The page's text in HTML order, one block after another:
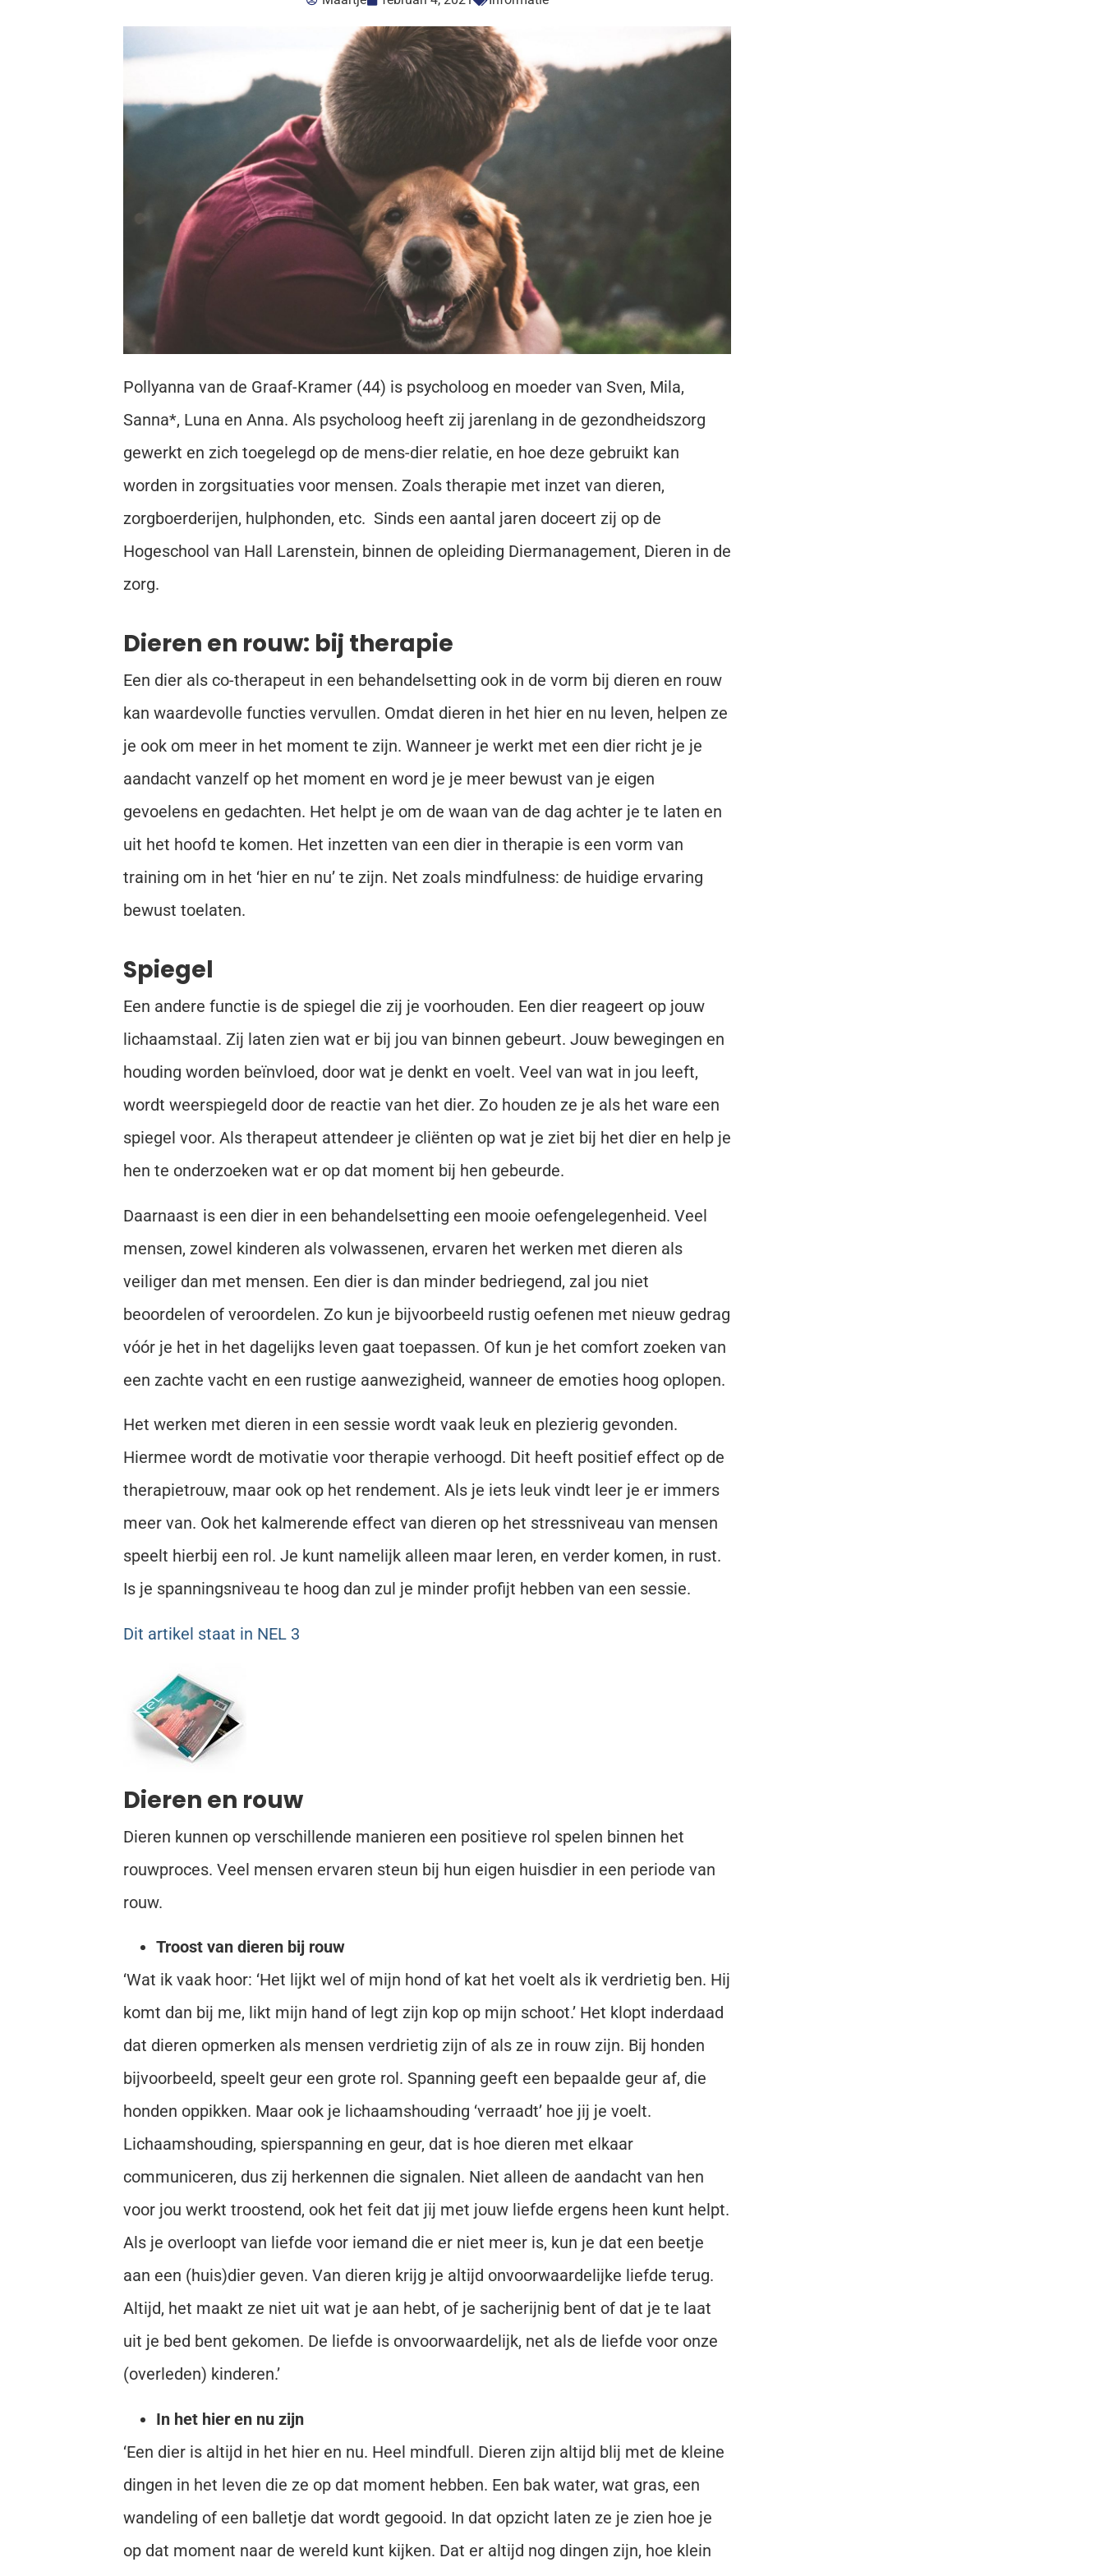
Pollyanna van de Graaf-Kramer (44) is psycholoog en moeder van Sven, Mila,
Sanna*, Luna en Anna. Als psycholoog heeft zij jarenlang in de gezondheidszorg
gewerkt en zich toegelegd op de mens-dier relatie, en hoe deze gebruikt kan
worden in zorgsituaties voor mensen. Zoals therapie met inzet van dieren,
zorgboerderijen, hulphonden, etc. Sinds een aantal jaren doceert zij op de
Hogeschool van Hall Larenstein, binnen de opleiding Diermanagement, Dieren in de
zorg.
Dieren en rouw: bij therapie
Een dier als co-therapeut in een behandelsetting ook in de vorm bij dieren en rouw
kan waardevolle functies vervullen. Omdat dieren in het hier en nu leven, helpen ze
je ook om meer in het moment te zijn. Wanneer je werkt met een dier richt je je
aandacht vanzelf op het moment en word je je meer bewust van je eigen
gevoelens en gedachten. Het helpt je om de waan van de dag achter je te laten en
uit het hoofd te komen. Het inzetten van een dier in therapie is een vorm van
training om in het ‘hier en nu’ te zijn. Net zoals mindfulness: de huidige ervaring
bewust toelaten.
Spiegel
Een andere functie is de spiegel die zij je voorhouden. Een dier reageert op jouw
lichaamstaal. Zij laten zien wat er bij jou van binnen gebeurt. Jouw bewegingen en
houding worden beïnvloed, door wat je denkt en voelt. Veel van wat in jou leeft,
wordt weerspiegeld door de reactie van het dier. Zo houden ze je als het ware een
spiegel voor. Als therapeut attendeer je cliënten op wat je ziet bij het dier en help je
hen te onderzoeken wat er op dat moment bij hen gebeurde.
Daarnaast is een dier in een behandelsetting een mooie oefengelegenheid. Veel
mensen, zowel kinderen als volwassenen, ervaren het werken met dieren als
veiliger dan met mensen. Een dier is dan minder bedriegend, zal jou niet
beoordelen of veroordelen. Zo kun je bijvoorbeeld rustig oefenen met nieuw gedrag
vóór je het in het dagelijks leven gaat toepassen. Of kun je het comfort zoeken van
een zachte vacht en een rustige aanwezigheid, wanneer de emoties hoog oplopen.
Het werken met dieren in een sessie wordt vaak leuk en plezierig gevonden.
Hiermee wordt de motivatie voor therapie verhoogd. Dit heeft positief effect op de
therapietrouw, maar ook op het rendement. Als je iets leuk vindt leer je er immers
meer van. Ook het kalmerende effect van dieren op het stressniveau van mensen
speelt hierbij een rol. Je kunt namelijk alleen maar leren, en verder komen, in rust.
Is je spanningsniveau te hoog dan zul je minder profijt hebben van een sessie.
Dit artikel staat in NEL 3
Dieren en rouw
Dieren kunnen op verschillende manieren een positieve rol spelen binnen het
rouwproces. Veel mensen ervaren steun bij hun eigen huisdier in een periode van
rouw.
Troost van dieren bij rouw
‘Wat ik vaak hoor: ‘Het lijkt wel of mijn hond of kat het voelt als ik verdrietig ben. Hij
komt dan bij me, likt mijn hand of legt zijn kop op mijn schoot.’ Het klopt inderdaad
dat dieren opmerken als mensen verdrietig zijn of als ze in rouw zijn. Bij honden
bijvoorbeeld, speelt geur een grote rol. Spanning geeft een bepaalde geur af, die
honden oppikken. Maar ook je lichaamshouding ‘verraadt’ hoe jij je voelt.
Lichaamshouding, spierspanning en geur, dat is hoe dieren met elkaar
communiceren, dus zij herkennen die signalen. Niet alleen de aandacht van hen
voor jou werkt troostend, ook het feit dat jij met jouw liefde ergens heen kunt helpt.
Als je overloopt van liefde voor iemand die er niet meer is, kun je dat een beetje
aan een (huis)dier geven. Van dieren krijg je altijd onvoorwaardelijke liefde terug.
Altijd, het maakt ze niet uit wat je aan hebt, of je sacherijnig bent of dat je te laat
uit je bed bent gekomen. De liefde is onvoorwaardelijk, net als de liefde voor onze
(overleden) kinderen.’
In het hier en nu zijn
‘Een dier is altijd in het hier en nu. Heel mindfull. Dieren zijn altijd blij met de kleine
dingen in het leven die ze op dat moment hebben. Een bak water, wat gras, een
wandeling of een balletje dat wordt gegooid. In dat opzicht laten ze je zien hoe je
op dat moment naar de wereld kunt kijken. Dat er altijd nog dingen zijn, hoe klein